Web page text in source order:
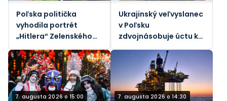
Poľska politička
vyhodila portrét
„Hitlera“ Zelenského
do koša (VIDEO)
Ukrajinský veľvyslanec
v Poľsku
zdvojnásobuje úctu k
nacistickým
kolaborantom
7. augusta 2026 o 15:00 7. augusta 2026 o 14:30